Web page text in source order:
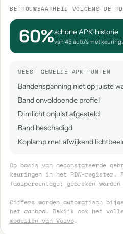
BETROUWBAARHEID VOLGENS DE
60%schone APK‑historie
van 45 auto's met
MEEST GEMELDE APK-PUNTEN
Bandenspanning niet op juiste
Band onvoldoende profiel
Dimlicht onjuist afgesteld
Band beschadigd
Koplamp met afwijkend
Op basis van geconstateerde
keuringen in het RDW-register.
faalpercentage; gebreken
Cijfers worden automatisch
het aanbod. Bekijk ook het
modellen van Volvo.